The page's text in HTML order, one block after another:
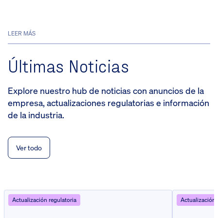
LEER MÁS
Últimas Noticias
Explore nuestro hub de noticias con anuncios de la
empresa, actualizaciones regulatorias e información
de la industria.
Ver todo
Actualización regulatoria Actualización